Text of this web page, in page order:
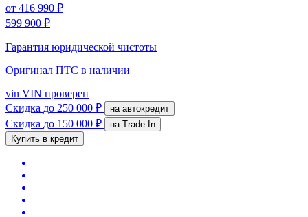
от 416 990 ₽
599 900 ₽
Гарантия юридической чистоты
Оригинал ПТС в наличии
vin VIN проверен
Скидка до 250 000 ₽ на автокредит
Скидка до 150 000 ₽
на Trade-In
Купить в кредит